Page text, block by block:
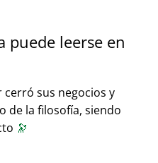
puede leerse en
sus negocios y
de la filosofía, siendo
🔭